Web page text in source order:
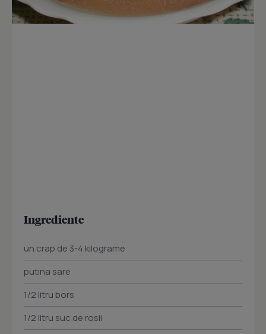
Ingrediente
un crap de 3-4 kilograme
putina sare
1/2 litru bors
1/2 litru suc de rosii